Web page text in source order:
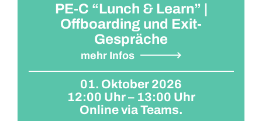
PE-C “Lunch & Learn” |
Offboarding und Exit-
Gespräche
mehr Infos
01. Oktober 2026
12:00 Uhr – 13:00 Uhr
Online via Teams.